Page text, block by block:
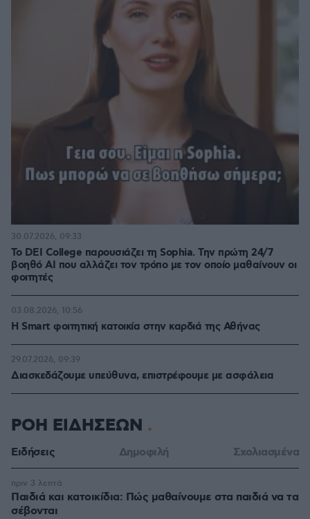
Το DEI College παρουσιάζει τη Sophia. Την πρώτη 24/7
βοηθό AI που αλλάζει τον τρόπο με τον οποίο μαθαίνουν οι
φοιτητές
30.07.2026, 09:33
Η Smart φοιτητική κατοικία στην καρδιά της Αθήνας
03.08.2026, 10:56
Διασκεδάζουμε υπεύθυνα, επιστρέφουμε με ασφάλεια
29.07.2026, 09:39
ΡΟΗ ΕΙΔΗΣΕΩΝ
Ειδήσεις Δημοφιλή Σχολιασμένα
Παιδιά και κατοικίδια: Πώς μαθαίνουμε στα παιδιά να τα
σέβονται
πριν 3 λεπτά